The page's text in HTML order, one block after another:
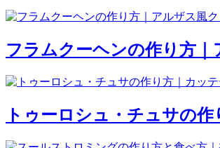
フラムクーヘンの作り方
トゥーロシュ・チュサの